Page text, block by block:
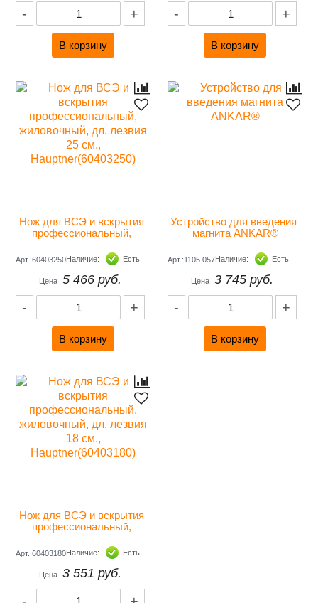
- + - +
Нож для ВСЭ и вскрытия
профессиональный,
см., Hauptner(60403250)
Арт.:60403250Наличие: Есть
Цена 5 466 руб.
- +
Устройство для введения
магнита ANKAR®
Арт.:1105.057Наличие: Есть
Цена 3 745 руб.
- +
Нож для ВСЭ и вскрытия
профессиональный,
см., Hauptner(60403180)
Арт.:60403180Наличие: Есть
Цена 3 551 руб.